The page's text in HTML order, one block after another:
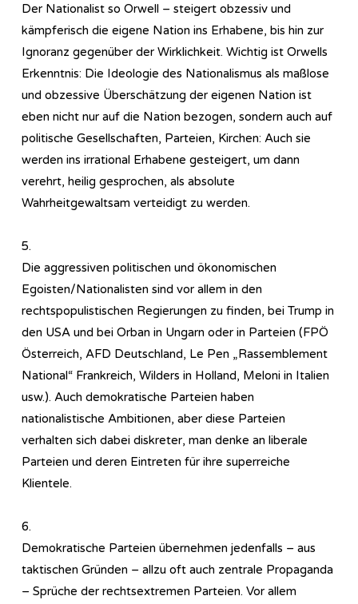
Der Nationalist so Orwell – steigert obzessiv und
kämpferisch die eigene Nation ins Erhabene, bis hin zur
Ignoranz gegenüber der Wirklichkeit. Wichtig ist Orwells
Erkenntnis: Die Ideologie des Nationalismus als maßlose
und obzessive Überschätzung der eigenen Nation ist
eben nicht nur auf die Nation bezogen, sondern auch auf
politische Gesellschaften, Parteien, Kirchen: Auch sie
werden ins irrational Erhabene gesteigert, um dann
verehrt, heilig gesprochen, als absolute
Wahrheitgewaltsam verteidigt zu werden.
5.
Die aggressiven politischen und ökonomischen
Egoisten/Nationalisten sind vor allem in den
rechtspopulistischen Regierungen zu finden, bei Trump in
den USA und bei Orban in Ungarn oder in Parteien (FPÖ
Österreich, AFD Deutschland, Le Pen „Rassemblement
National“ Frankreich, Wilders in Holland, Meloni in Italien
usw.). Auch demokratische Parteien haben
nationalistische Ambitionen, aber diese Parteien
verhalten sich dabei diskreter, man denke an liberale
Parteien und deren Eintreten für ihre superreiche
Klientele.
6.
Demokratische Parteien übernehmen jedenfalls – aus
taktischen Gründen – allzu oft auch zentrale Propaganda
– Sprüche der rechtsextremen Parteien. Vor allem